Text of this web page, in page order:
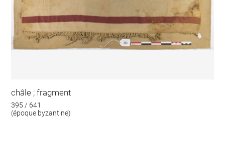
châle ; fragment
395 / 641
(époque byzantine)